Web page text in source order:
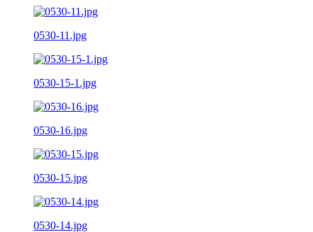
0530-11.jpg
0530-15-1.jpg
0530-16.jpg
0530-15.jpg
0530-14.jpg